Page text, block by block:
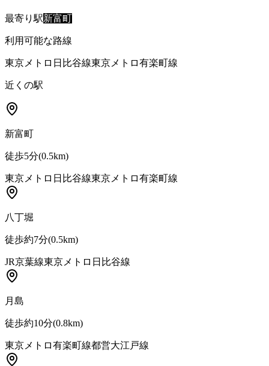
最寄り駅新富町
利用可能な路線
東京メトロ日比谷線東京メトロ有楽町線
近くの駅
新富町
徒歩5分(0.5km)
東京メトロ日比谷線東京メトロ有楽町線
八丁堀
徒歩約7分(0.5km)
JR京葉線東京メトロ日比谷線
月島
徒歩約10分(0.8km)
東京メトロ有楽町線都営大江戸線